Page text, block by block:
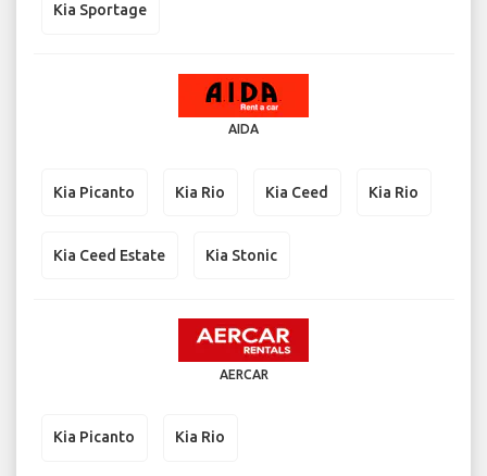
Kia Sportage
AIDA
Kia Picanto Kia Rio Kia Ceed Kia Rio
Kia Ceed Estate Kia Stonic
AERCAR
Kia Picanto Kia Rio